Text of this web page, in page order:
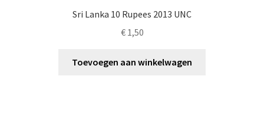
Sri Lanka 10 Rupees 2013 UNC
€1,50
Toevoegen aan winkelwagen